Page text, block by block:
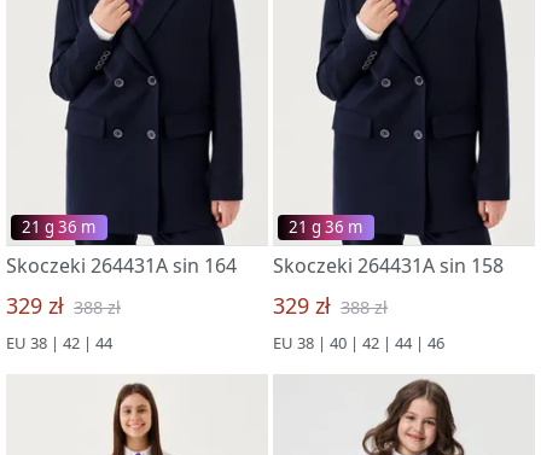
21 g 36 m
Skoczeki 264431A sin 164
329 zł 388 zł
EU 38 | 42 | 44
21 g 36 m
Skoczeki 264431A sin 158
329 zł 388 zł
EU 38 | 40 | 42 | 44 | 46